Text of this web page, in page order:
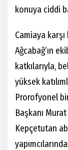
konuya ciddi
Camiaya
Ağcabağ’ın
katkılarıyla,
yüksek
Prorofyonel
Başkanı
Kepçetutan